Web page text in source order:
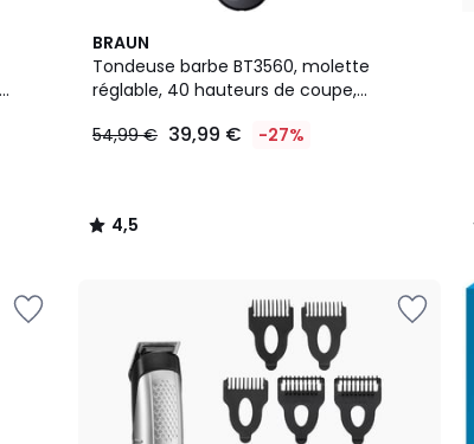
BRAUN
Tondeuse barbe BT3560, molette
réglable, 40 hauteurs de coupe,
54,99 € 39,99 € -27%
4,5
/ 5
4,5
/